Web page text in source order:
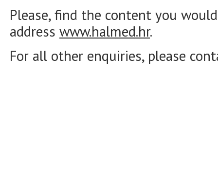
Please, find the content you
address www.halmed.hr.
For all other enquiries, please